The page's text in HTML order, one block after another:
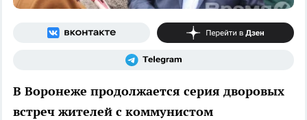
В Воронеже продолжается серия дворовых
встреч жителей с коммунистом